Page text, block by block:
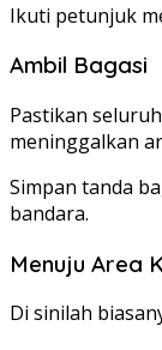
Ikuti petunjuk
Ambil Bagasi
Pastikan
meninggalkan
Simpan tanda
bandara.
Menuju Area
Di sinilah